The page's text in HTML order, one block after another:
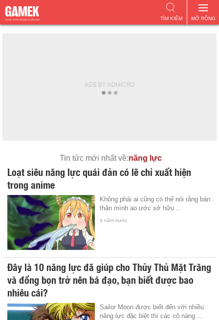
MỞ RỘNG
TÌM KIẾM
Tin tức mới nhất về:năng lực
Loạt siêu năng lực quái đản có lẽ chỉ xuất hiện
trong anime
Không phải ai cũng có thể nói rằng bản
thân mình ao ước sở hữu ...
4 năm trước
Đây là 10 năng lực đã giúp cho Thủy Thủ Mặt Trăng
và đồng bọn trở nên bá đạo, bạn biết được bao
nhiêu cái?
Sailor Moon được biết đến với nhiều
năng lực đặc biệt thì các cô nàng ...